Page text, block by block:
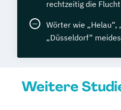
rechtzeitig die
Wörter wie „Helau“,
„Düsseldorf“
Weitere